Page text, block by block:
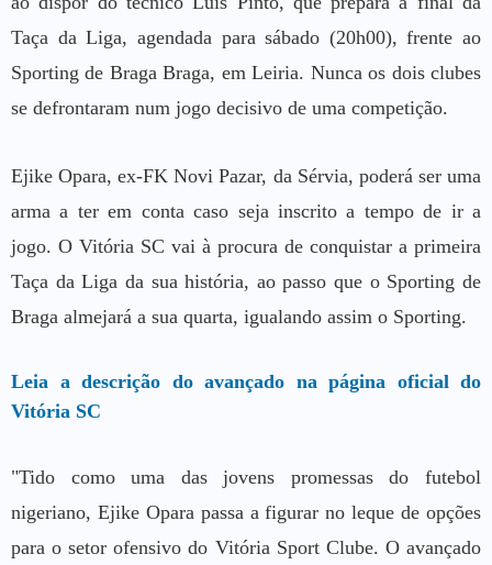
Taça da Liga, agendada para sábado (20h00), frente ao
Sporting de Braga Braga, em Leiria. Nunca os dois clubes
se defrontaram num jogo decisivo de uma competição.
Ejike Opara, ex-FK Novi Pazar, da Sérvia, poderá ser uma
arma a ter em conta caso seja inscrito a tempo de ir a
jogo. O Vitória SC vai à procura de conquistar a primeira
Taça da Liga da sua história, ao passo que o Sporting de
Braga almejará a sua quarta, igualando assim o Sporting.
Leia a descrição do avançado na página oficial do
Vitória SC
"Tido como uma das jovens promessas do futebol
nigeriano, Ejike Opara passa a figurar no leque de opções
para o setor ofensivo do Vitória Sport Clube. O avançado